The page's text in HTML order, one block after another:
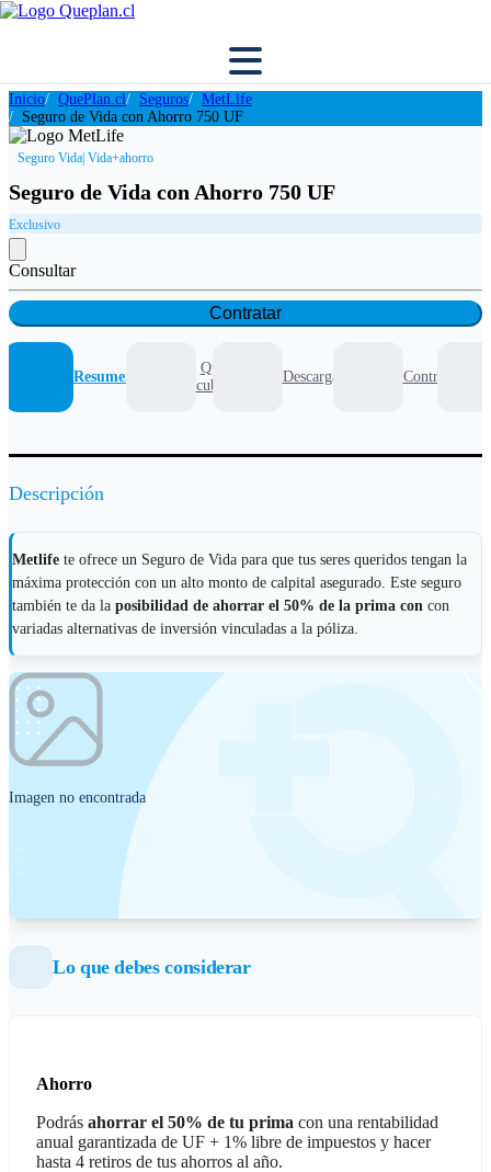
Inicio QuePlan.cl Seguros
MetLife
Seguro de Vida con Ahorro 750 UF
Seguro Vida | Vida+ahorro
Seguro de Vida con Ahorro 750 UF
Exclusivo
Consultar
Contratar
Resumen
Que
cubre
Descargables Contratar
Descripción
Metlife te ofrece un Seguro de Vida para que tus seres queridos tengan la
máxima protección con un alto monto de calpital asegurado. Este seguro
también te da la posibilidad de ahorrar el 50% de la prima con con
variadas alternativas de inversión vinculadas a la póliza.
Imagen no encontrada
Lo que debes considerar
Ahorro
Podrás ahorrar el 50% de tu prima con una rentabilidad
anual garantizada de UF + 1% libre de impuestos y hacer
hasta 4 retiros de tus ahorros al año.